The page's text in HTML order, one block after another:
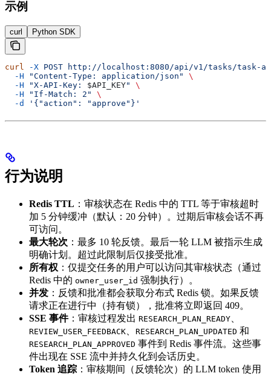
示例
curl Python SDK
curl -X POST http://localhost:8080/api/v1/tasks/task-
  -H
"Content-Type: application/json"
\
  -H
"X-API-Key: $API_KEY"
\
  -H
"If-Match: 2"
\
  -d
'{"action": "approve"}'
行为说明
Redis TTL ：审核状态在 Redis 中的 TTL 等于审核超时
加 5 分钟缓冲（默认：20 分钟）。过期后审核会话不再
可访问。
最大轮次 ：最多 10 轮反馈。最后一轮 LLM 被指示生成
明确计划。超过此限制后仅接受批准。
所有权 ：仅提交任务的用户可以访问其审核状态（通过
Redis 中的 owner_user_id 强制执行）。
并发 ：反馈和批准都会获取分布式 Redis 锁。如果反馈
请求正在进行中（持有锁），批准将立即返回 409。
SSE 事件：审核过程发出 RESEARCH_PLAN_READY
REVIEW_USER_FEEDBACK RESEARCH_PLAN_UPDATED 和
RESEARCH_PLAN_APPROVED 事件到 Redis 事件流。这些事
件出现在 SSE 流中并持久化到会话历史。
Token 追踪 ：审核期间（反馈轮次）的 LLM token 使用